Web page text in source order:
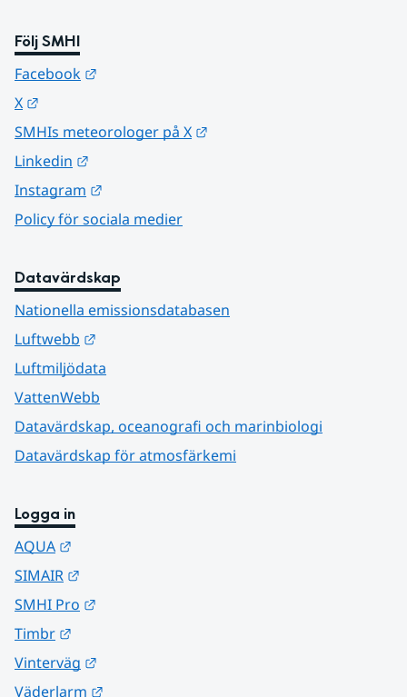
Följ SMHI
Facebook
X
SMHIs meteorologer på X
Linkedin
Instagram
Policy för sociala medier
Datavärdskap
Nationella emissionsdatabasen
Luftwebb
Luftmiljödata
VattenWebb
Datavärdskap, oceanografi och marinbiologi
Datavärdskap för atmosfärkemi
Logga in
AQUA
SIMAIR
SMHI Pro
Timbr
Vinterväg
Väderlarm